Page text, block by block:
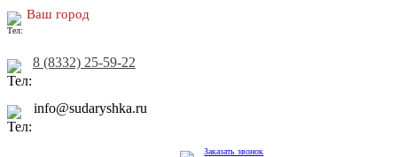
Ваш город
8 (8332) 25-59-22
info@sudaryshka.ru
Заказать звонок